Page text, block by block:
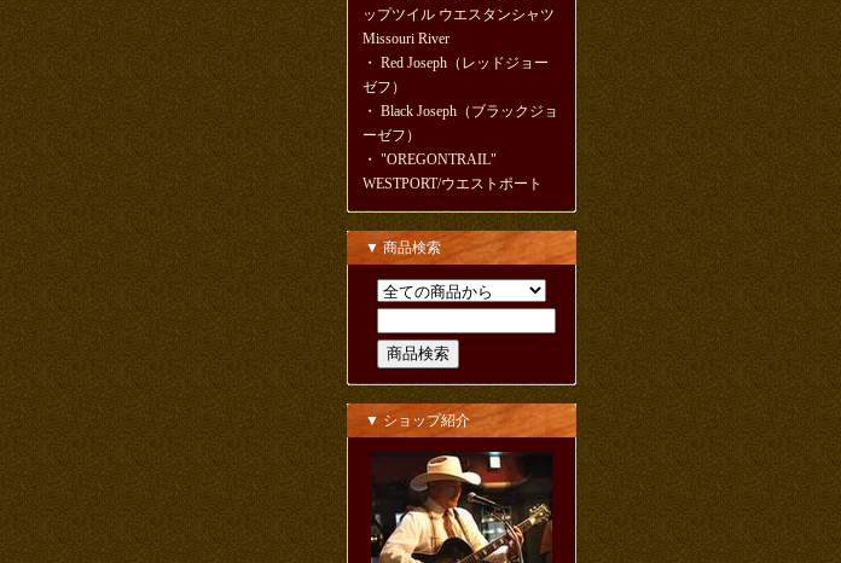
ップツイル ウエスタンシャツ
Missouri River
・ Red Joseph（レッドジョー
ゼフ）
・ Black Joseph（ブラックジョ
ーゼフ）
・ "OREGONTRAIL"
WESTPORT/ウエストポート
▼ 商品検索
▼ ショップ紹介